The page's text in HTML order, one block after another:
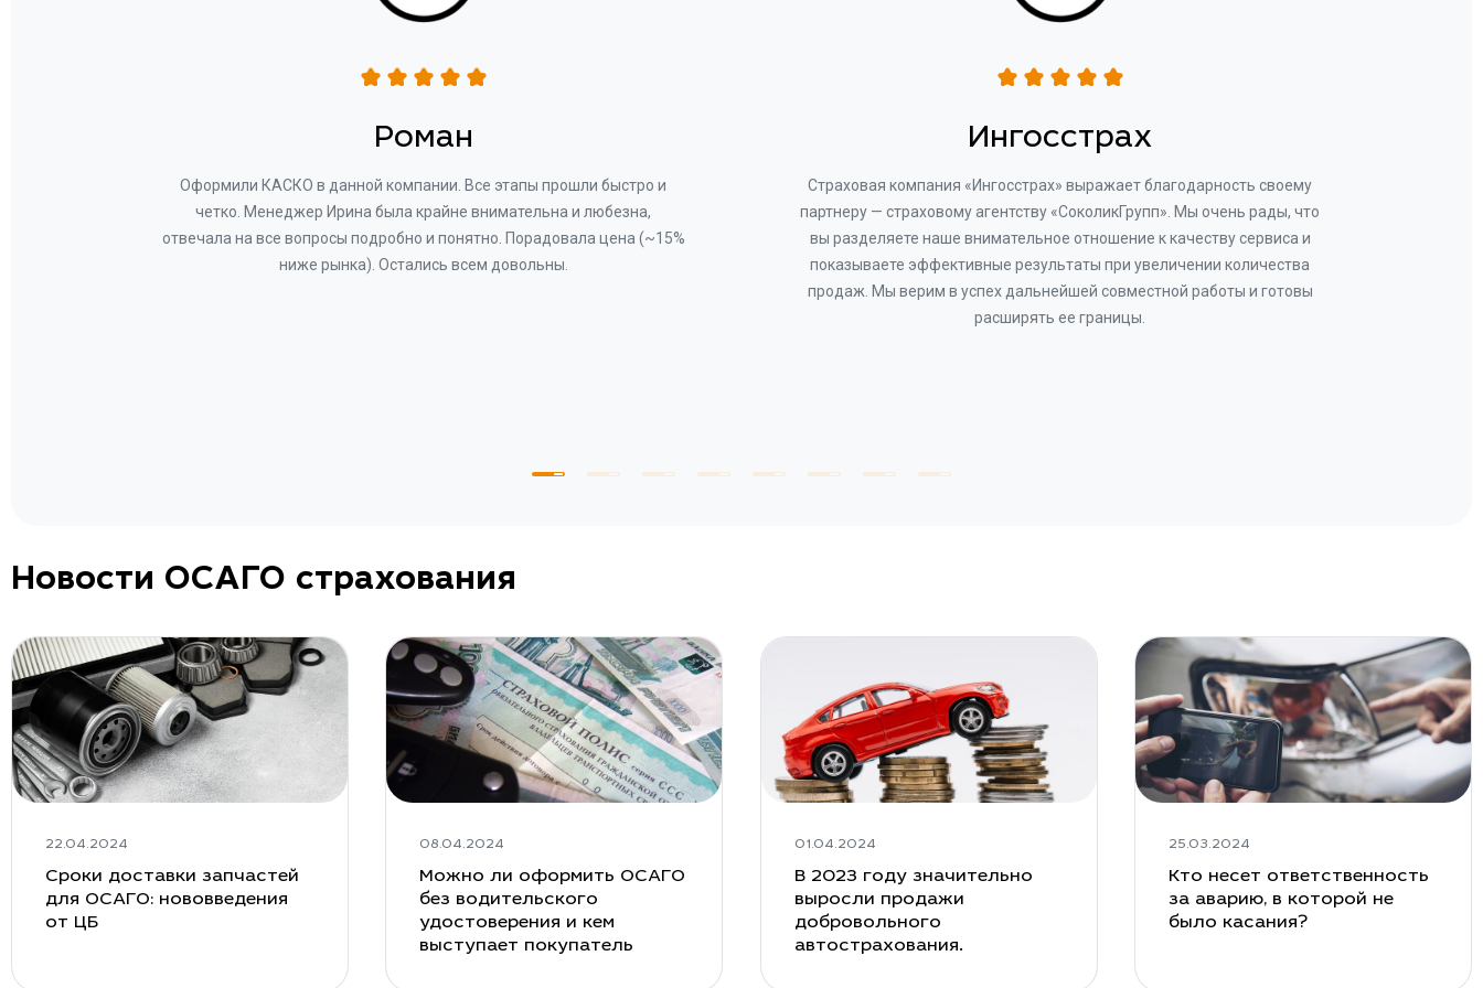
Роман
Оформили КАСКО в данной компании. Все этапы прошли быстро и
четко. Менеджер Ирина была крайне внимательна и любезна,
отвечала на все вопросы подробно и понятно. Порадовала цена (~15%
ниже рынка). Остались всем довольны.
Ингосстрах
Страховая компания «Ингосстрах» выражает благодарность своему
партнеру — страховому агентству «СоколикГрупп». Мы очень рады, что
вы разделяете наше внимательное отношение к качеству сервиса и
показываете эффективные результаты при увеличении количества
продаж. Мы верим в успех дальнейшей совместной работы и готовы
расширять ее границы.
Новости ОСАГО страхования
22.04.2024
Сроки доставки запчастей
для ОСАГО: нововведения
от ЦБ
08.04.2024
Можно ли оформить ОСАГО
без водительского
удостоверения и кем
выступает покупатель
01.04.2024
В 2023 году значительно
выросли продажи
добровольного
автострахования.
25.03.2024
Кто несет ответственность
за аварию, в которой не
было касания?